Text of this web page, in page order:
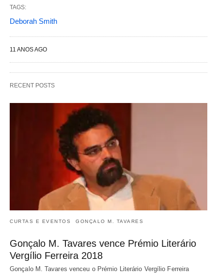
TAGS:
Deborah Smith
11 ANOS AGO
RECENT POSTS
CURTAS E EVENTOS GONÇALO M. TAVARES
Gonçalo M. Tavares vence Prémio Literário
Vergílio Ferreira 2018
Gonçalo M. Tavares venceu o Prémio Literário Vergílio Ferreira